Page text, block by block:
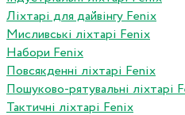
Ліхтарі для дайвінгу Fenix
Мисливські ліхтарі Fenix
Набори Fenix
Повсякденні ліхтарі Fenix
Пошуково-рятувальні ліхтарі
Тактичні ліхтарі Fenix